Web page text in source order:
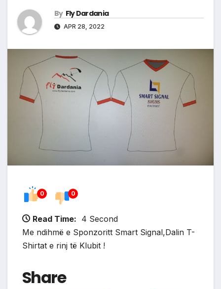
By Fly Dardania
APR 28, 2022
0 0
Read Time: 4 Second
Me ndihmë e Sponzoritt Smart Signal,Dalin T-
Shirtat e rinj të Klubit !
Share